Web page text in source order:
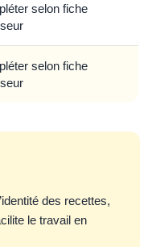
selon fiche
selon fiche
des recettes,
le travail en